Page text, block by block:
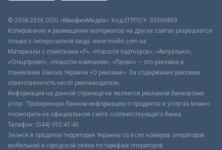
© 2008-2026 ООО «МинфинМедиа». Код ЕГРПОУ: 35506859
Копирование и размещение материалов на других сайтах разрешается
только с гиперссылкой вида: www.minfin.com.ua
Материалы с пометками «Р», «Новости партнёров», «Актуально»,
«Спецпроект», «Новости компаний», «Промо» – это реклама в
понимании Закона Украины «О рекламе». За содержание рекламы
ответственность несёт рекламодатель.
Информация на данной странице не является рекламой банковских
услуг. Проверенную банком информацию о продуктах и услугах можно
посмотреть на официальном сайте соответствующего банка.
Телефон: (044) 392-47-40
Звонок в пределах территории Украины со всех номеров операторов
мобильной и городской связи по тарифам операторов